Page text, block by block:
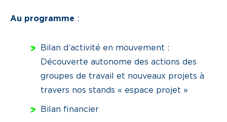
Au programme :
Bilan d’activité en mouvement :
Découverte autonome des actions des
groupes de travail et nouveaux projets à
travers nos stands « espace projet »
Bilan financier